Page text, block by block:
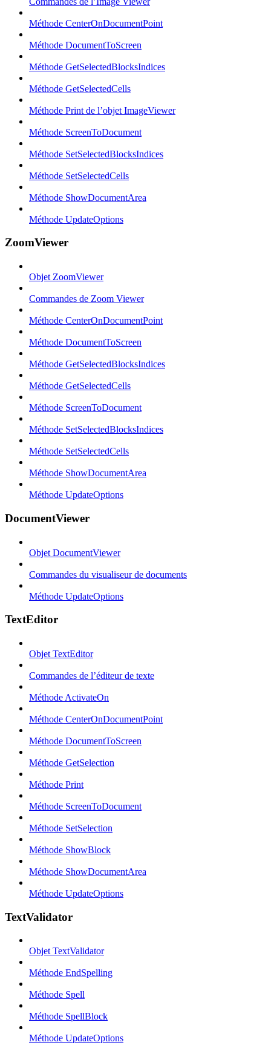
Méthode CenterOnDocumentPoint
Méthode DocumentToScreen
Méthode GetSelectedBlocksIndices
Méthode GetSelectedCells
Méthode Print de l’objet ImageViewer
Méthode ScreenToDocument
Méthode SetSelectedBlocksIndices
Méthode SetSelectedCells
Méthode ShowDocumentArea
Méthode UpdateOptions
ZoomViewer
Objet ZoomViewer
Commandes de Zoom Viewer
Méthode CenterOnDocumentPoint
Méthode DocumentToScreen
Méthode GetSelectedBlocksIndices
Méthode GetSelectedCells
Méthode ScreenToDocument
Méthode SetSelectedBlocksIndices
Méthode SetSelectedCells
Méthode ShowDocumentArea
Méthode UpdateOptions
DocumentViewer
Objet DocumentViewer
Commandes du visualiseur de documents
Méthode UpdateOptions
TextEditor
Objet TextEditor
Commandes de l’éditeur de texte
Méthode ActivateOn
Méthode CenterOnDocumentPoint
Méthode DocumentToScreen
Méthode GetSelection
Méthode Print
Méthode ScreenToDocument
Méthode SetSelection
Méthode ShowBlock
Méthode ShowDocumentArea
Méthode UpdateOptions
TextValidator
Objet TextValidator
Méthode EndSpelling
Méthode Spell
Méthode SpellBlock
Méthode UpdateOptions